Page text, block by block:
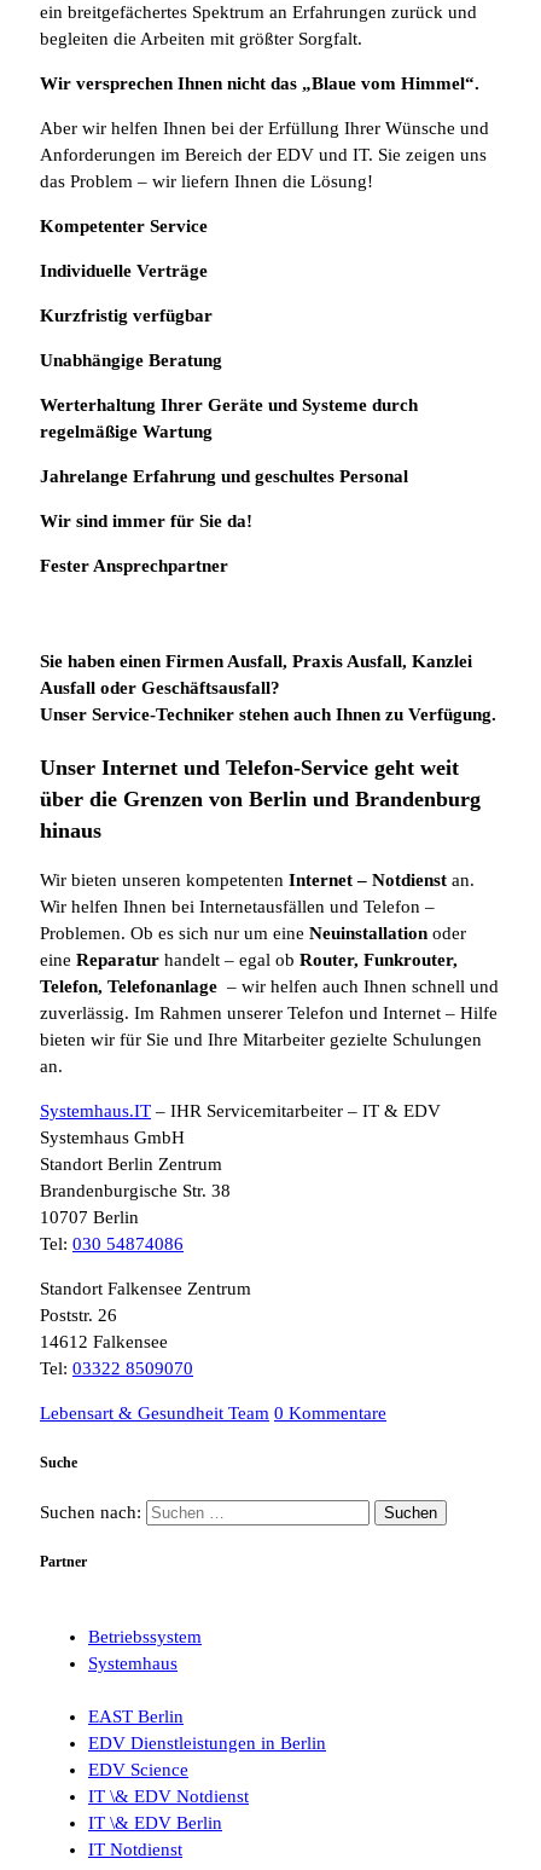
ein breitgefächertes Spektrum an Erfahrungen zurück und
begleiten die Arbeiten mit größter Sorgfalt.
Wir versprechen Ihnen nicht das „Blaue vom Himmel“.
Aber wir helfen Ihnen bei der Erfüllung Ihrer Wünsche und
Anforderungen im Bereich der EDV und IT. Sie zeigen uns
das Problem – wir liefern Ihnen die Lösung!
Kompetenter Service
Individuelle Verträge
Kurzfristig verfügbar
Unabhängige Beratung
Werterhaltung Ihrer Geräte und Systeme durch
regelmäßige Wartung
Jahrelange Erfahrung und geschultes Personal
Wir sind immer für Sie da!
Fester Ansprechpartner
Sie haben einen Firmen Ausfall, Praxis Ausfall, Kanzlei
Ausfall oder Geschäftsausfall?
Unser Service-Techniker stehen auch Ihnen zu Verfügung.
Unser Internet und Telefon-Service geht weit
über die Grenzen von Berlin und Brandenburg
hinaus
Wir bieten unseren kompetenten Internet– Notdienst an.
Wir helfen Ihnen bei Internetausfällen und Telefon –
Problemen. Ob es sich nur um eine Neuinstallation oder
eine Reparatur handelt – egal ob Router, Funkrouter,
Telefon, Telefonanlage – wir helfen auch Ihnen schnell und
zuverlässig. Im Rahmen unserer Telefon und Internet – Hilfe
bieten wir für Sie und Ihre Mitarbeiter gezielte Schulungen
an.
Systemhaus.IT – IHR Servicemitarbeiter – IT & EDV
Systemhaus GmbH
Standort Berlin Zentrum
Brandenburgische Str. 38
10707 Berlin
Tel: 030 54874086
Standort Falkensee Zentrum
Poststr. 26
14612 Falkensee
Tel: 03322 8509070
Lebensart & Gesundheit Team 0 Kommentare
Suche
Suchen nach:
Partner
Betriebssystem
Systemhaus
EAST Berlin
EDV Dienstleistungen in Berlin
EDV Science
IT \& EDV Notdienst
IT \& EDV Berlin
IT Notdienst